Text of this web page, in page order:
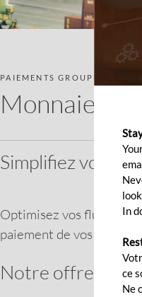
PAIEMENTS GROUPÉS EN
Monnaie
Simplifiez vos
Optimisez vos flux de
paiement de vos
Notre offre
In
ce
Ne